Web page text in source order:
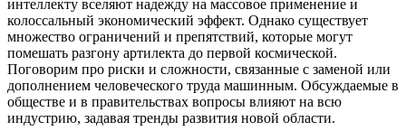
интеллекту вселяют надежду на массовое применение и
колоссальный экономический эффект. Однако существует
множество ограничений и препятствий, которые могут
помешать разгону артилекта до первой космической.
Поговорим про риски и сложности, связанные с заменой или
дополнением человеческого труда машинным. Обсуждаемые в
обществе и в правительствах вопросы влияют на всю
индустрию, задавая тренды развития новой области.